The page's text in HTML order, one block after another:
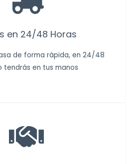
en 24/48 Horas
de forma rápida, en 24/48
tendrás en tus manos